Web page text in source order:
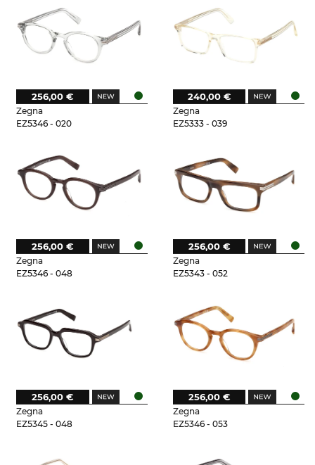
Zegna
EZ5346 - 020
256,00 €
Zegna
EZ5333 - 039
240,00 €
Zegna
EZ5346 - 048
256,00 €
Zegna
EZ5343 - 052
256,00 €
Zegna
EZ5345 - 048
256,00 €
Zegna
EZ5346 - 053
256,00 €